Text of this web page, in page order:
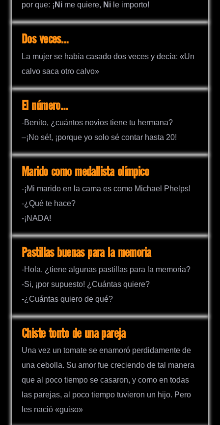
por que: ¡ Ni me quiere, Ni le importo!
Dos veces…
La mujer se había casado dos veces y decía: «Un
calvo saca otro calvo»
El número…
-Benito, ¿cuántos novios tiene tu hermana?
–¡No sé!, ¡porque yo solo sé contar hasta 20!
Marido como medallista olímpico
-¡Mi marido en la cama es como Michael Phelps!
-¿Qué te hace?
-¡NADA!
Pastillas buenas para la memoria
-Hola, ¿tiene algunas pastillas para la memoria?
-Si, ¡por supuesto! ¿Cuántas quiere?
-¿Cuántas quiero de qué?
Chiste tonto de una pareja
Una vez un tomate se enamoró perdidamente de
una cebolla. Su amor fue creciendo de tal manera
que al poco tiempo se casaron, y como en todas
las parejas, al poco tiempo tuvieron un hijo. Pero
les nació «guiso»